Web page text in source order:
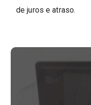
de juros e atraso.